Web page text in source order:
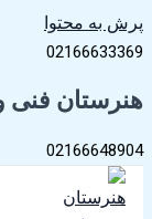
پرش به محتوا
02166633369
هنرستان فنی
02166648904